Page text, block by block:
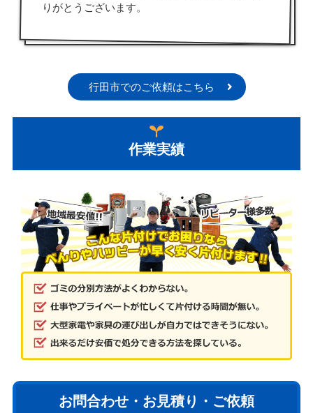
りがとうございます。
行田市でのご依頼はこちら
作業実績
お問合わせ・お見積り・ご依頼